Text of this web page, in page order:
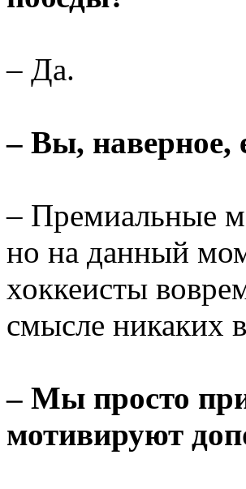
– Да.
– Вы, наверное,
– Премиальные
но на данный
хоккеисты
смысле никаких
– Мы просто
мотивируют